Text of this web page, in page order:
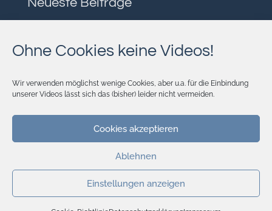
Ohne Cookies keine Videos!
Wir verwenden möglichst wenige Cookies, aber u.a. für die Einbindung
unserer Videos lässt sich das (bisher) leider nicht vermeiden.
Cookies akzeptieren
Ablehnen
Einstellungen anzeigen
Neueste Beiträge
Herausgefordert
Lebensraum
Ungeahnter Schatz
KONTAKT
DATENSCHUTZ
COOKIE-RICHTLINIE (EU)
IMPRESSUM